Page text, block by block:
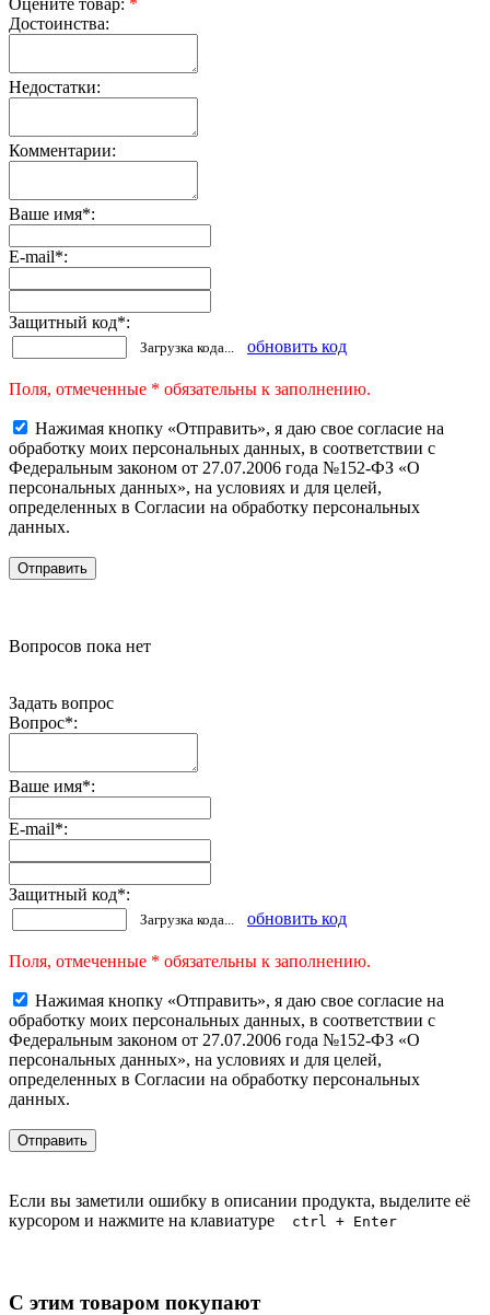
Оцените товар: *
Достоинства:
Недостатки:
Комментарии:
Ваше имя*:
E-mail*:
Защитный код*:
Загрузка кода... обновить код
Поля, отмеченные * обязательны к заполнению.
Нажимая кнопку «Отправить», я даю свое согласие на
обработку моих персональных данных, в соответствии с
Федеральным законом от 27.07.2006 года №152-ФЗ «О
персональных данных», на условиях и для целей,
определенных в Согласии на обработку персональных
данных.
Вопросов пока нет
Задать вопрос
Вопрос*:
Ваше имя*:
E-mail*:
Защитный код*:
Загрузка кода... обновить код
Поля, отмеченные * обязательны к заполнению.
Нажимая кнопку «Отправить», я даю свое согласие на
обработку моих персональных данных, в соответствии с
Федеральным законом от 27.07.2006 года №152-ФЗ «О
персональных данных», на условиях и для целей,
определенных в Согласии на обработку персональных
данных.
Если вы заметили ошибку в описании продукта, выделите её
курсором и нажмите на клавиатуре
ctrl + Enter
С этим товаром покупают